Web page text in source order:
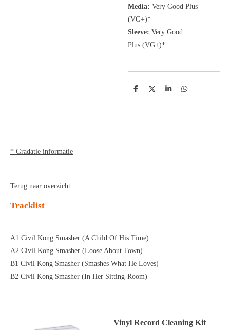
Media: Very Good Plus
(VG+)*
Sleeve: Very Good
Plus (VG+)*
D
D
S
D
* Gradatie informatie
Terug naar overzicht
Tracklist
A1 Civil Kong Smasher (A Child Of His Time)
A2 Civil Kong Smasher (Loose About Town)
B1 Civil Kong Smasher (Smashes What He Loves)
B2 Civil Kong Smasher (In Her Sitting-Room)
Vinyl Record Cleaning Kit